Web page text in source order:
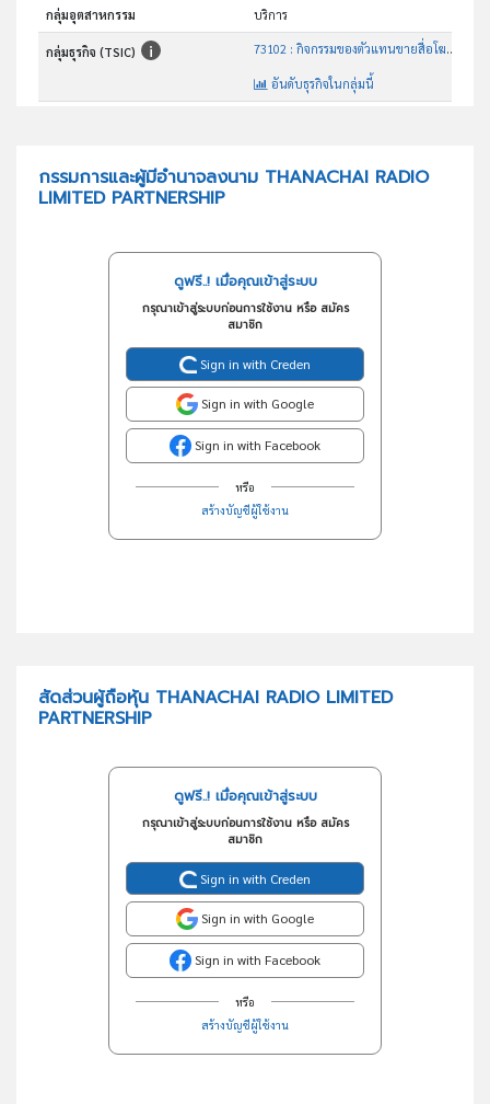
กลุ่มอุตสาหกรรม บริการ
กลุ่มธุรกิจ (TSIC) 73102 : กิจกรรมของตัวแทนขายสื่อโฆษณา
อันดับธุรกิจในกลุ่มนี้
กรรมการและผู้มีอำนาจลงนาม THANACHAI RADIO
LIMITED PARTNERSHIP
ดูฟรี..! เมื่อคุณเข้าสู่ระบบ
กรุณาเข้าสู่ระบบก่อนการใช้งาน หรือ สมัคร
สมาชิก
Sign in with Creden
Sign in with Google
Sign in with Facebook
หรือ
สร้างบัญชีผู้ใช้งาน
สัดส่วนผู้ถือหุ้น THANACHAI RADIO LIMITED
PARTNERSHIP
ดูฟรี..! เมื่อคุณเข้าสู่ระบบ
กรุณาเข้าสู่ระบบก่อนการใช้งาน หรือ สมัคร
สมาชิก
Sign in with Creden
Sign in with Google
Sign in with Facebook
หรือ
สร้างบัญชีผู้ใช้งาน